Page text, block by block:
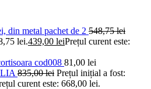
din metal pachet de 2 548,75lei
lei.439,00 leiPrețul curent este:
cod008 81,00 lei
835,00lei Prețul inițial a fost:
curent este: 668,00 lei.